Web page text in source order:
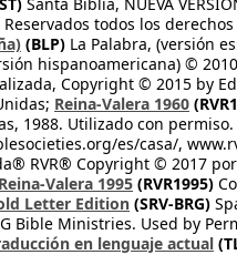
todos los
(BLP) La Palabra, (versión
hispanoamericana) ©
Copyright © 2015 by
Reina-Valera 1960
1988. Utilizado con
es/casa/,
RVR® Copyright © 2017
Reina-Valera 1995 (RVR1995)
Letter Edition (SRV-BRG)
Bible Ministries. Used by
en lenguaje actual